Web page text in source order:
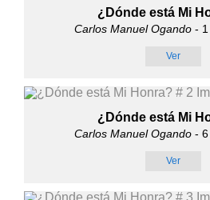
¿Dónde está Mi
Carlos Manuel Ogando -
Ver
¿Dónde está Mi
Carlos Manuel Ogando -
Ver